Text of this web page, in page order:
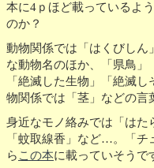
本に4ｐほど載っているよ
のか？
動物関係では「はくびしん
な動物名のほか、「県鳥
「絶滅した生物」「絶滅
物関係では「茎」などの言
身近なモノ絡みでは「はた
「蚊取線香」など…。「
ら この本に載っていそう